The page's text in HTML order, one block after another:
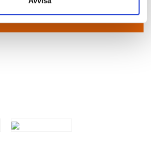
KONTAKTA OSS HÄR